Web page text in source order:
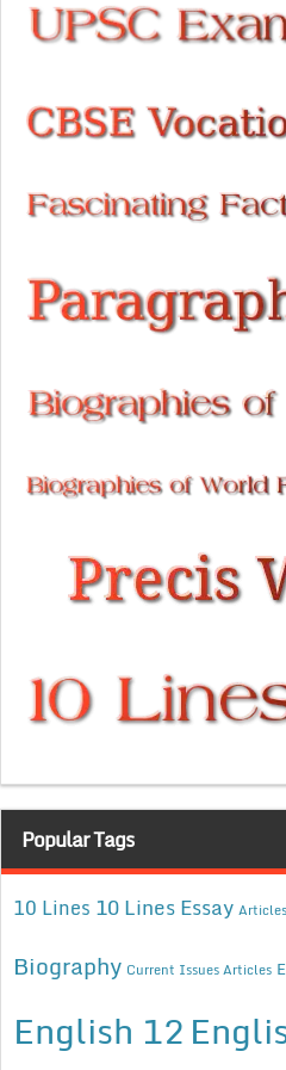
Popular Tags
10 Lines 10 Lines Essay Articles
Biography Current Issues Articles
English 12